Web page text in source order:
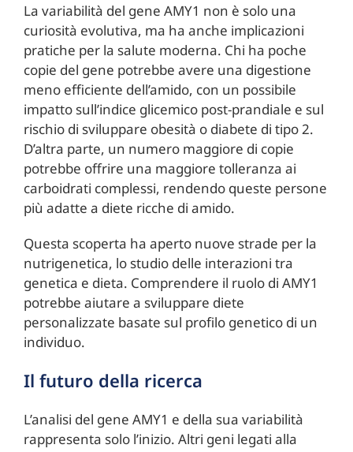
La variabilità del gene AMY1 non è solo una
curiosità evolutiva, ma ha anche implicazioni
pratiche per la salute moderna. Chi ha poche
copie del gene potrebbe avere una digestione
meno efficiente dell’amido, con un possibile
impatto sull’indice glicemico post-prandiale e sul
rischio di sviluppare obesità o diabete di tipo 2.
D’altra parte, un numero maggiore di copie
potrebbe offrire una maggiore tolleranza ai
carboidrati complessi, rendendo queste persone
più adatte a diete ricche di amido.
Questa scoperta ha aperto nuove strade per la
nutrigenetica, lo studio delle interazioni tra
genetica e dieta. Comprendere il ruolo di AMY1
potrebbe aiutare a sviluppare diete
personalizzate basate sul profilo genetico di un
individuo.
Il futuro della ricerca
L’analisi del gene AMY1 e della sua variabilità
rappresenta solo l’inizio. Altri geni legati alla